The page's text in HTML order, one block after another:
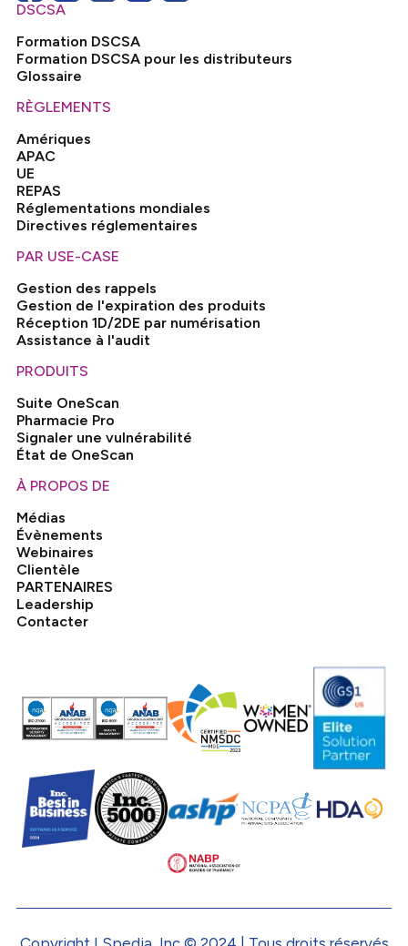
DSCSA
Formation DSCSA
Formation DSCSA pour les distributeurs
Glossaire
RÈGLEMENTS
Amériques
APAC
UE
REPAS
Réglementations mondiales
Directives réglementaires
PAR USE-CASE
Gestion des rappels
Gestion de l'expiration des produits
Réception 1D/2DE par numérisation
Assistance à l'audit
PRODUITS
Suite OneScan
Pharmacie Pro
Signaler une vulnérabilité
État de OneScan
À PROPOS DE
Médias
Évènements
Webinaires
Clientèle
PARTENAIRES
Leadership
Contacter